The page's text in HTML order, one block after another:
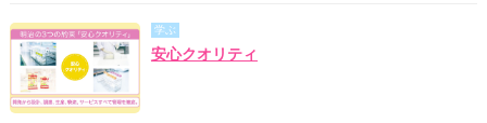
学ぶ
安心クオリティ